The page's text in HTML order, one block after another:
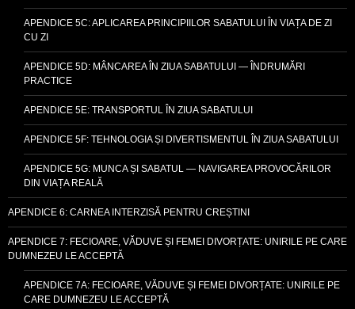
APENDICE 5C: APLICAREA PRINCIPIILOR SABATULUI ÎN VIAȚA DE ZI
CU ZI
APENDICE 5D: MÂNCAREA ÎN ZIUA SABATULUI — ÎNDRUMĂRI
PRACTICE
APENDICE 5E: TRANSPORTUL ÎN ZIUA SABATULUI
APENDICE 5F: TEHNOLOGIA ȘI DIVERTISMENTUL ÎN ZIUA SABATULUI
APENDICE 5G: MUNCA ȘI SABATUL — NAVIGAREA PROVOCĂRILOR
DIN VIAȚA REALĂ
APENDICE 6: CARNEA INTERZISĂ PENTRU CREȘTINI
APENDICE 7: FECIOARE, VĂDUVE ȘI FEMEI DIVORȚATE: UNIRILE PE CARE
DUMNEZEU LE ACCEPTĂ
APENDICE 7A: FECIOARE, VĂDUVE ȘI FEMEI DIVORȚATE: UNIRILE PE
CARE DUMNEZEU LE ACCEPTĂ